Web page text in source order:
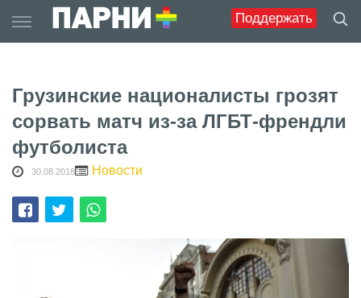
Поддержать
to
Грузинские националисты грозят
сорвать матч из-за ЛГБТ-френдли
футболиста
30.08.2018 Новости